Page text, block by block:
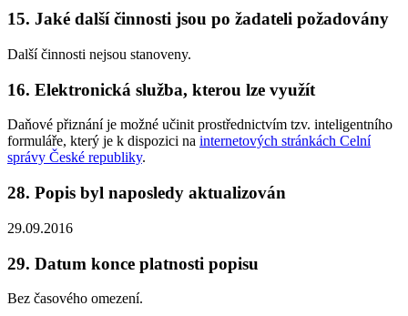
15. Jaké další činnosti jsou po žadateli požadovány
Další činnosti nejsou stanoveny.
16. Elektronická služba, kterou lze využít
Daňové přiznání je možné učinit prostřednictvím tzv. inteligentního
formuláře, který je k dispozici na internetových stránkách Celní
správy České republiky.
28. Popis byl naposledy aktualizován
29.09.2016
29. Datum konce platnosti popisu
Bez časového omezení.